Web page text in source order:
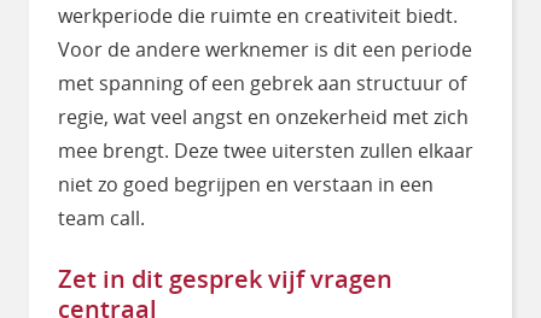
werkperiode die ruimte en creativiteit biedt.
Voor de andere werknemer is dit een periode
met spanning of een gebrek aan structuur of
regie, wat veel angst en onzekerheid met zich
mee brengt. Deze twee uitersten zullen elkaar
niet zo goed begrijpen en verstaan in een
team call.
Zet in dit gesprek vijf vragen
centraal